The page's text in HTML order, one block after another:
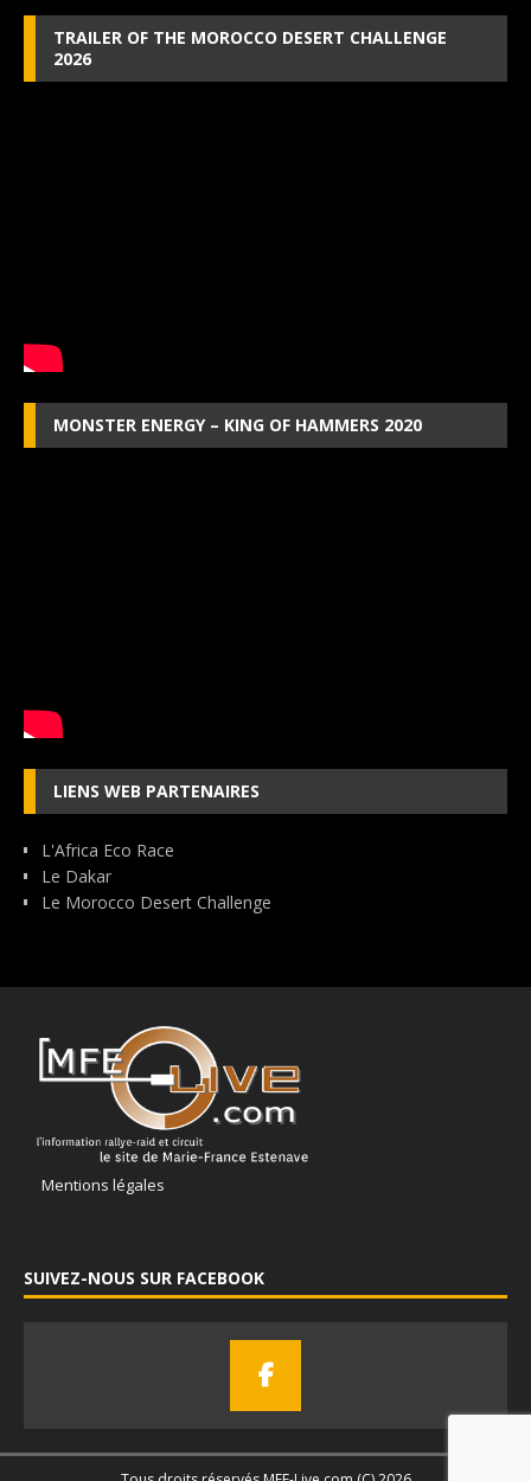
TRAILER OF THE MOROCCO DESERT CHALLENGE
2026
MONSTER ENERGY – KING OF HAMMERS 2020
LIENS WEB PARTENAIRES
L'Africa Eco Race
Le Dakar
Le Morocco Desert Challenge
Mentions légales
SUIVEZ-NOUS SUR FACEBOOK